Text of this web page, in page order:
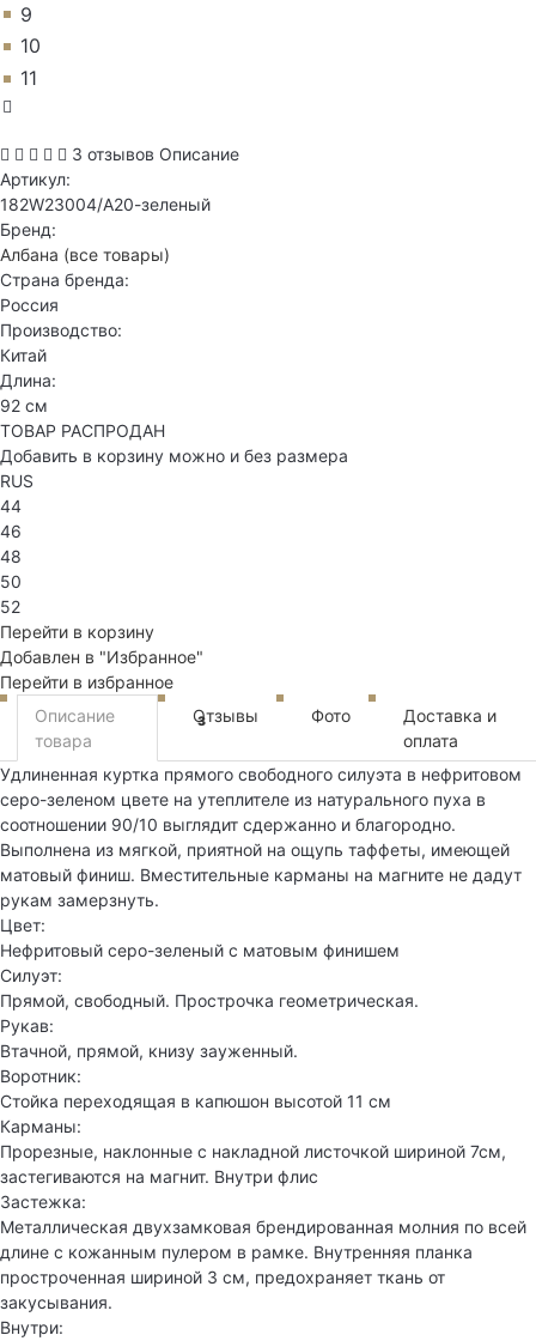
9
10
11
3 отзывов Описание
Артикул:
182W23004/А20-зеленый
Бренд:
Албана (все товары)
Страна бренда:
Россия
Производство:
Китай
Длина:
92 см
ТОВАР РАСПРОДАН
Добавить в корзину можно и без размера
RUS
44
46
48
50
52
Перейти в корзину
Добавлен в "Избранное"
Перейти в избранное
Описание
товара
Отзывы
3 Фото
Доставка и
оплата
Удлиненная куртка прямого свободного силуэта в нефритовом
серо-зеленом цвете на утеплителе из натурального пуха в
соотношении 90/10 выглядит сдержанно и благородно.
Выполнена из мягкой, приятной на ощупь таффеты, имеющей
матовый финиш. Вместительные карманы на магните не дадут
рукам замерзнуть.
Цвет:
Нефритовый серо-зеленый с матовым финишем
Силуэт:
Прямой, свободный. Прострочка геометрическая.
Рукав:
Втачной, прямой, книзу зауженный.
Воротник:
Стойка переходящая в капюшон высотой 11 см
Карманы:
Прорезные, наклонные с накладной листочкой шириной 7см,
застегиваются на магнит. Внутри флис
Застежка:
Металлическая двухзамковая брендированная молния по всей
длине с кожанным пулером в рамке. Внутренняя планка
простроченная шириной 3 см, предохраняет ткань от
закусывания.
Внутри: